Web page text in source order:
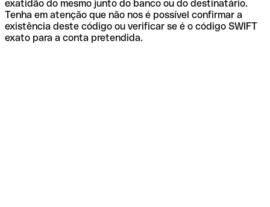
exatidão do mesmo junto do banco ou do destinatário.
Tenha em atenção que não nos é possível confirmar a
existência deste código ou verificar se é o código SWIFT
exato para a conta pretendida.